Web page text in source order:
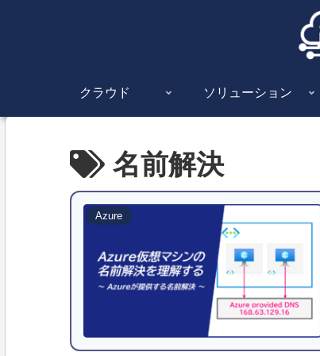
クラウド ソリューション
名前解決
Azure